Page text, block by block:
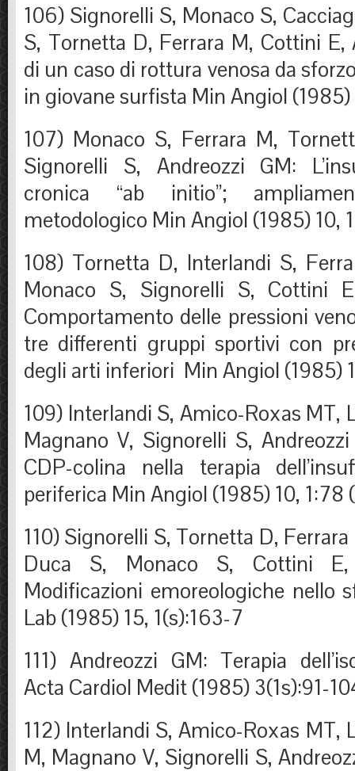
106) Signorelli S, Monaco S,
S, Tornetta D, Ferrara M, Cottini E,
di un caso di rottura venosa da
in giovane surfista Min Angiol (1985)
107) Monaco S, Ferrara M,
Signorelli S, Andreozzi GM:
cronica “ab initio”;
metodologico Min Angiol (1985) 10,
108) Tornetta D, Interlandi S,
Monaco S, Signorelli S, Cottini
Comportamento delle pressioni
tre differenti gruppi sportivi con
degli arti inferiori Min Angiol (1985)
109) Interlandi S, Amico-Roxas MT,
Magnano V, Signorelli S,
CDP-colina nella terapia
periferica Min Angiol (1985) 10, 1:78
110) Signorelli S, Tornetta D,
Duca S, Monaco S, Cottini E,
Modificazioni emoreologiche nello
Lab (1985) 15, 1(s):163-7
111) Andreozzi GM: Terapia
Acta Cardiol Medit (1985) 3(1s):91-
112) Interlandi S, Amico-Roxas MT,
M, Magnano V, Signorelli S,